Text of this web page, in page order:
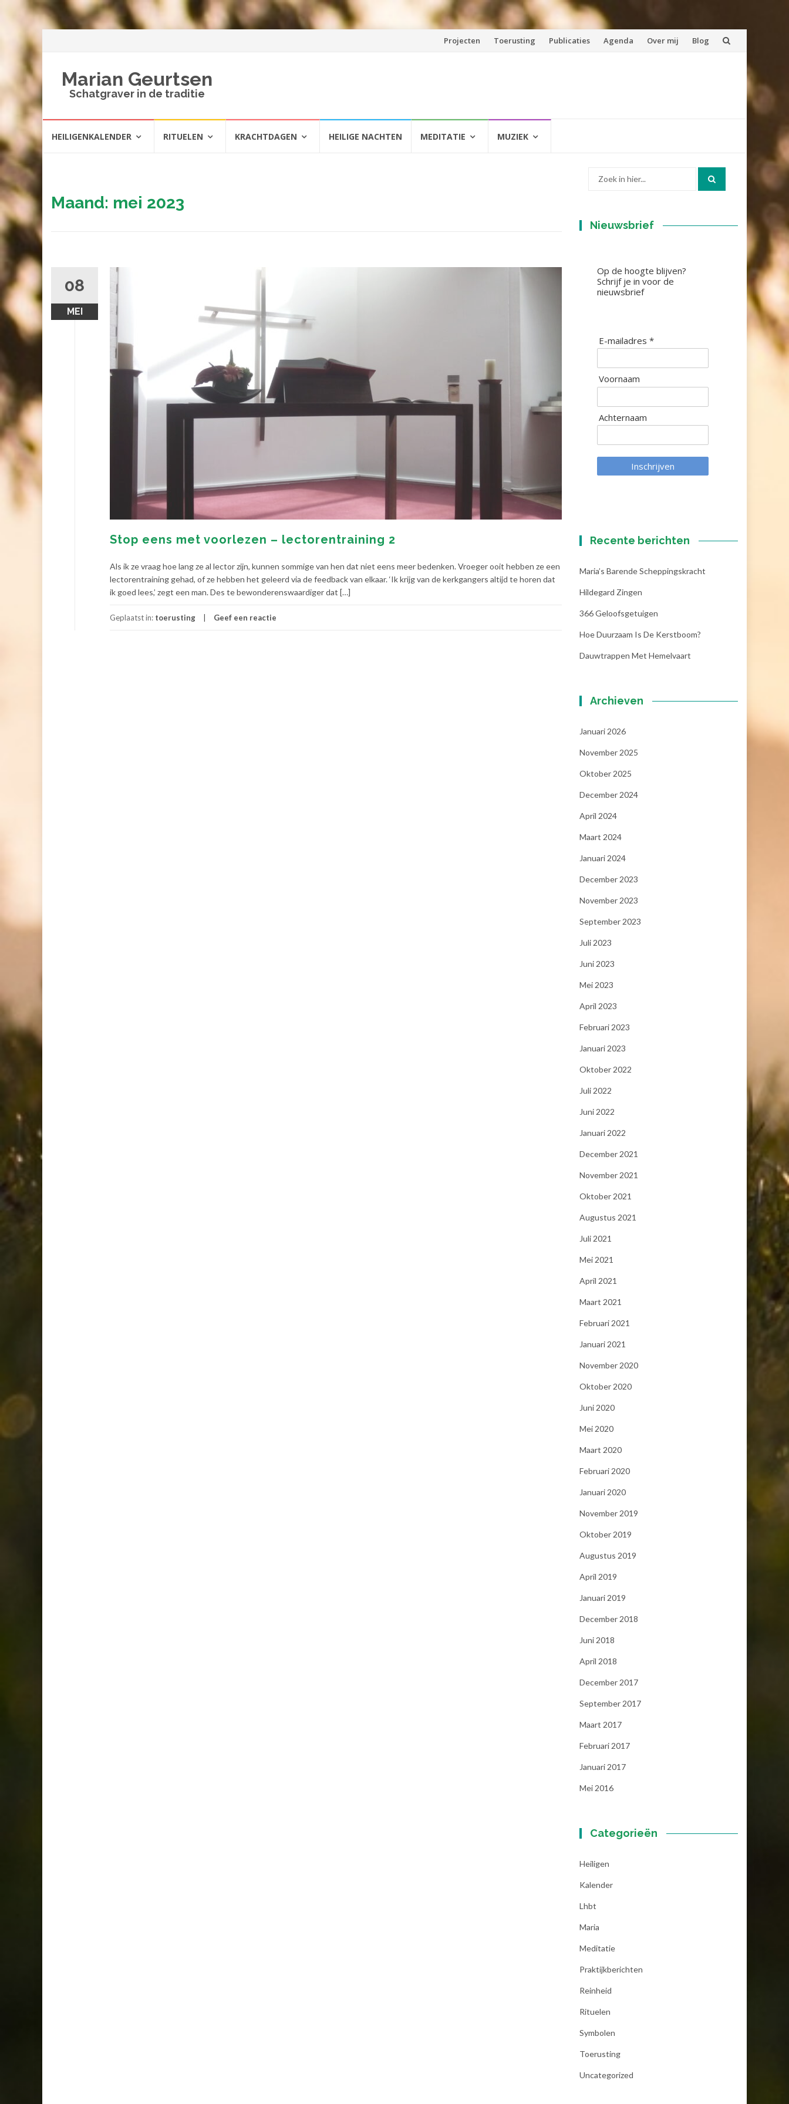
Spring
Projecten Toerusting Publicaties Agenda Over mij Blog
Marian Geurtsen
Schatgraver in de traditie
naarHEILIGENKALENDER RITUELEN KRACHTDAGEN HEILIGE NACHTEN MEDITATIE MUZIEK
Maand: mei 2023
08
MEI
Stop eens met voorlezen – lectorentraining 2
Als ik ze vraag hoe lang ze al lector zijn, kunnen sommige van hen dat niet eens meer bedenken. Vroeger ooit hebben ze een
lectorentraining gehad, of ze hebben het geleerd via de feedback van elkaar. ‘Ik krijg van de kerkgangers altijd te horen dat
ik goed lees,’ zegt een man. Des te bewonderenswaardiger dat […]
Geplaatst in: toerusting Geef een reactie
Nieuwsbrief
Op de hoogte blijven?
Schrijf je in voor de
nieuwsbrief
E-mailadres *
Voornaam
Achternaam
Inschrijven
Recente berichten
Maria’s Barende Scheppingskracht
Hildegard Zingen
366 Geloofsgetuigen
Hoe Duurzaam Is De Kerstboom?
Dauwtrappen Met Hemelvaart
Archieven
Januari 2026
November 2025
Oktober 2025
December 2024
April 2024
Maart 2024
Januari 2024
December 2023
November 2023
September 2023
Juli 2023
Juni 2023
Mei 2023
April 2023
Februari 2023
Januari 2023
Oktober 2022
Juli 2022
Juni 2022
Januari 2022
December 2021
November 2021
Oktober 2021
Augustus 2021
Juli 2021
Mei 2021
April 2021
Maart 2021
Februari 2021
Januari 2021
November 2020
Oktober 2020
Juni 2020
Mei 2020
Maart 2020
Februari 2020
Januari 2020
November 2019
Oktober 2019
Augustus 2019
April 2019
Januari 2019
December 2018
Juni 2018
April 2018
December 2017
September 2017
Maart 2017
Februari 2017
Januari 2017
Mei 2016
Categorieën
Heiligen
Kalender
Lhbt
Maria
Meditatie
Praktijkberichten
Reinheid
Rituelen
Symbolen
Toerusting
Uncategorized